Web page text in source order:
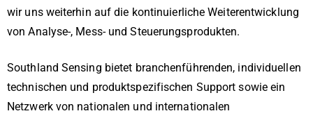
wir uns weiterhin auf die kontinuierliche Weiterentwicklung
von Analyse-, Mess- und Steuerungsprodukten.
Southland Sensing bietet branchenführenden, individuellen
technischen und produktspezifischen Support sowie ein
Netzwerk von nationalen und internationalen